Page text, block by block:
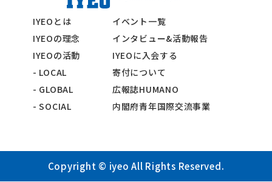
IYEOとは
イベント一覧
IYEOの理念
インタビュー&活動報告
IYEOの活動
IYEOに入会する
- LOCAL
寄付について
- GLOBAL
広報誌HUMANO
- SOCIAL
内閣府青年国際交流事業
Copyright © iyeo All Rights Reserved.